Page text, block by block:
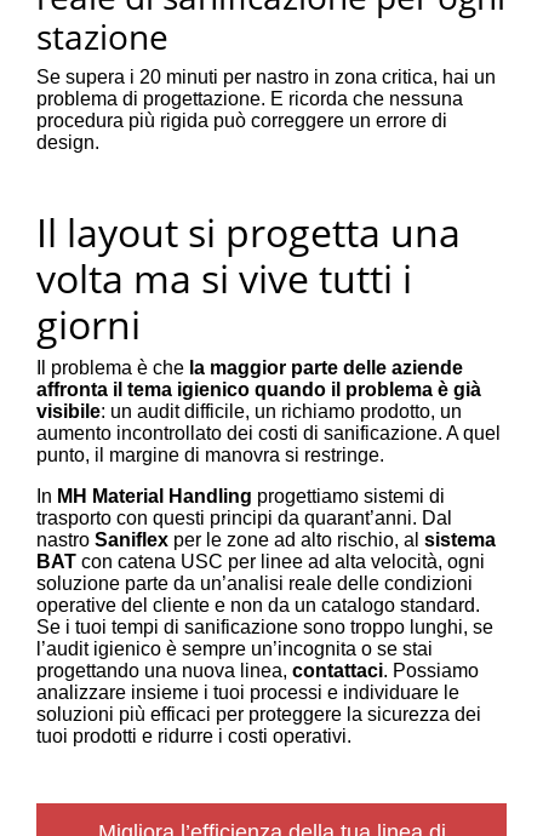
stazione
Se supera i 20 minuti per nastro in zona critica, hai un
problema di progettazione. E ricorda che nessuna
procedura più rigida può correggere un errore di
design.
Il layout si progetta una
volta ma si vive tutti i
giorni
Il problema è che la maggior parte delle aziende
affronta il tema igienico quando il problema è già
visibile: un audit difficile, un richiamo prodotto, un
aumento incontrollato dei costi di sanificazione. A quel
punto, il margine di manovra si restringe.
In MH Material Handling progettiamo sistemi di
trasporto con questi principi da quarant’anni. Dal
nastro Saniflex per le zone ad alto rischio, al sistema
BAT con catena USC per linee ad alta velocità, ogni
soluzione parte da un’analisi reale delle condizioni
operative del cliente e non da un catalogo standard.
Se i tuoi tempi di sanificazione sono troppo lunghi, se
l’audit igienico è sempre un’incognita o se stai
progettando una nuova linea, contattaci. Possiamo
analizzare insieme i tuoi processi e individuare le
soluzioni più efficaci per proteggere la sicurezza dei
tuoi prodotti e ridurre i costi operativi.